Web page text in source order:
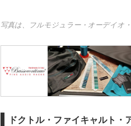
写真は、フルモジュラー・オーデイオ
ドクトル・ファイキャルト・